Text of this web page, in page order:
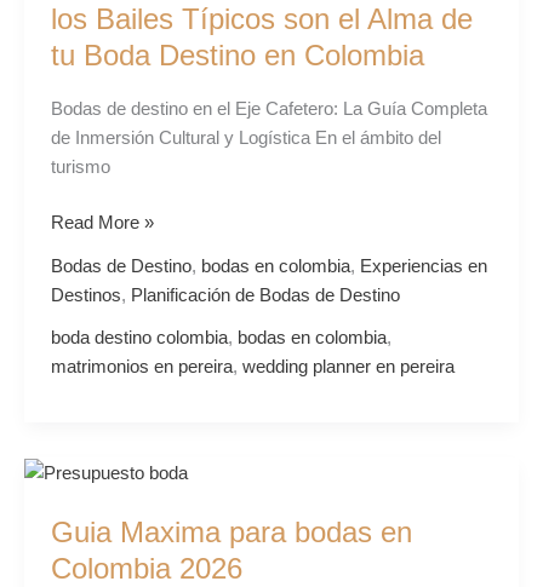
los Bailes Típicos son el Alma de
tu Boda Destino en Colombia
Bodas de destino en el Eje Cafetero: La Guía Completa
de Inmersión Cultural y Logística En el ámbito del
turismo
Boda
Destino
Colombia
Read More »
Bodas de Destino, bodas en colombia, Experiencias en
Destinos, Planificación de Bodas de Destino
boda destino colombia, bodas en colombia,
matrimonios en pereira, wedding planner en pereira
Guia Maxima para bodas en
Colombia 2026
Guia
para
bodas